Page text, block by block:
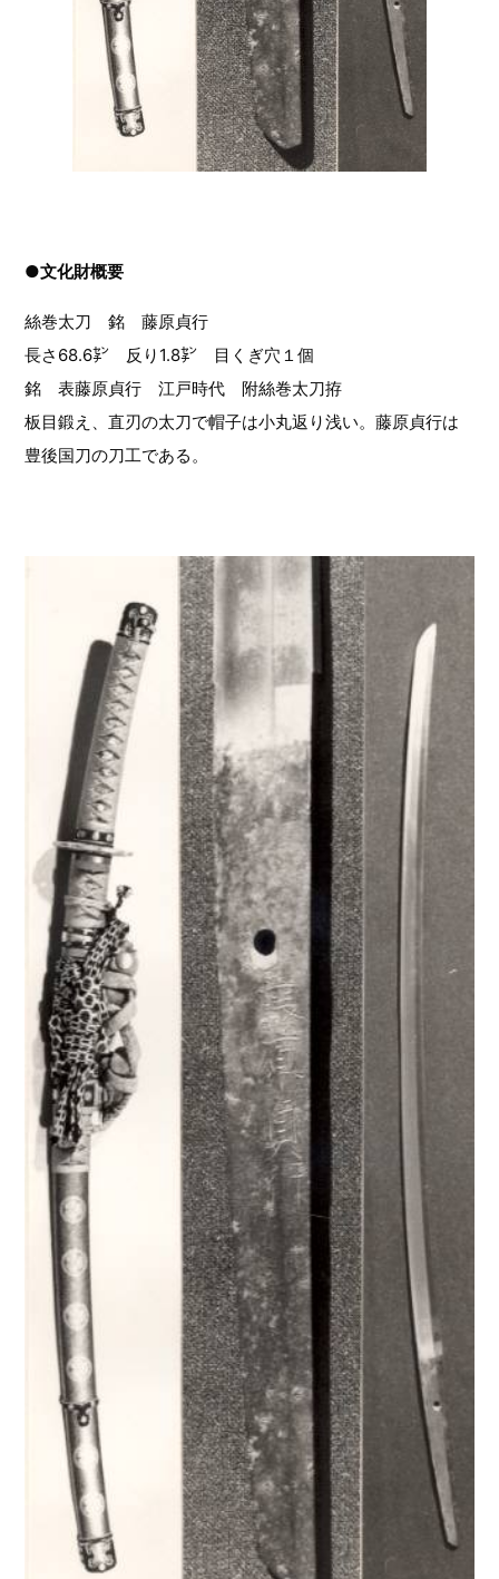
●文化財概要
絲巻太刀 銘 藤原貞行
長さ68.6㌢ 反り1.8㌢ 目くぎ穴１個
銘 表藤原貞行 江戸時代 附絲巻太刀拵
板目鍛え、直刃の太刀で帽子は小丸返り浅い。藤原貞行は
豊後国刀の刀工である。